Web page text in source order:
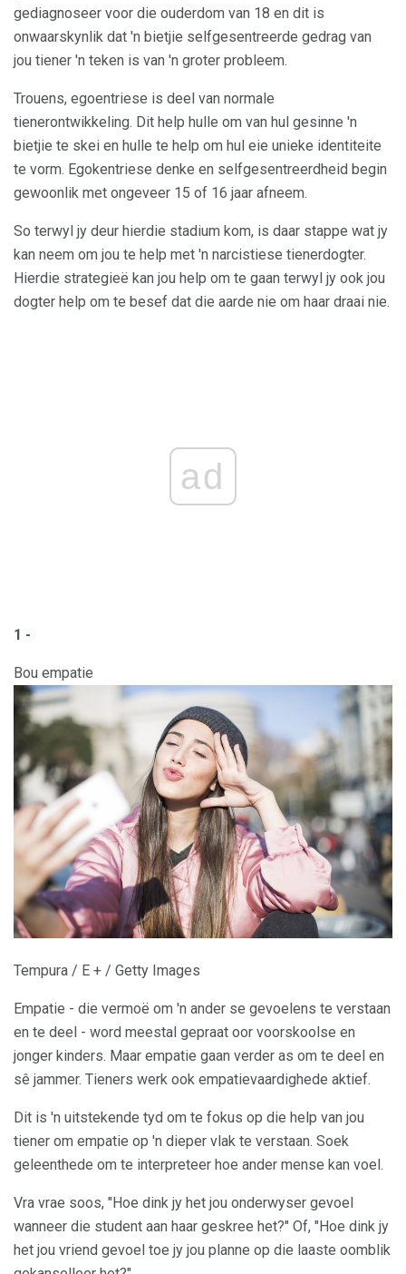
gediagnoseer voor die ouderdom van 18 en dit is
onwaarskynlik dat 'n bietjie selfgesentreerde gedrag van
jou tiener 'n teken is van 'n groter probleem.
Trouens, egoentriese is deel van normale
tienerontwikkeling. Dit help hulle om van hul gesinne 'n
bietjie te skei en hulle te help om hul eie unieke identiteite
te vorm. Egokentriese denke en selfgesentreerdheid begin
gewoonlik met ongeveer 15 of 16 jaar afneem.
So terwyl jy deur hierdie stadium kom, is daar stappe wat jy
kan neem om jou te help met 'n narcistiese tienerdogter.
Hierdie strategieë kan jou help om te gaan terwyl jy ook jou
dogter help om te besef dat die aarde nie om haar draai nie.
ad
1 -
Bou empatie
Tempura / E + / Getty Images
Empatie - die vermoë om 'n ander se gevoelens te verstaan
​​en te deel - word meestal gepraat oor voorskoolse en
jonger kinders. Maar empatie gaan verder as om te deel en
sê jammer. Tieners werk ook empatievaardighede aktief.
Dit is 'n uitstekende tyd om te fokus op die help van jou
tiener om empatie op 'n dieper vlak te verstaan. Soek
geleenthede om te interpreteer hoe ander mense kan voel.
Vra vrae soos, "Hoe dink jy het jou onderwyser gevoel
wanneer die student aan haar geskree het?" Of, "Hoe dink jy
het jou vriend gevoel toe jy jou planne op die laaste oomblik